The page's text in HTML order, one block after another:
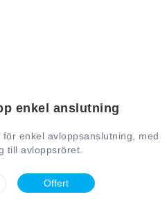
enkel anslutning
enkel avloppsanslutning, med
till avloppsröret.
Offert